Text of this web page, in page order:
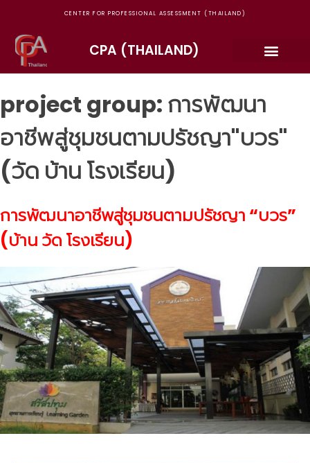
CENTER FOR PROFESSIONAL ASSESSMENT (THAILAND)
CPA (THAILAND)
project group: การพัฒนา
อาชีพสู่ชุมชนตามปรัชญา"บวร"
(วัด บ้าน โรงเรียน)
การพัฒนาอาชีพสู่ชุมชนตามปรัชญา “บวร”
(บ้าน วัด โรงเรียน)